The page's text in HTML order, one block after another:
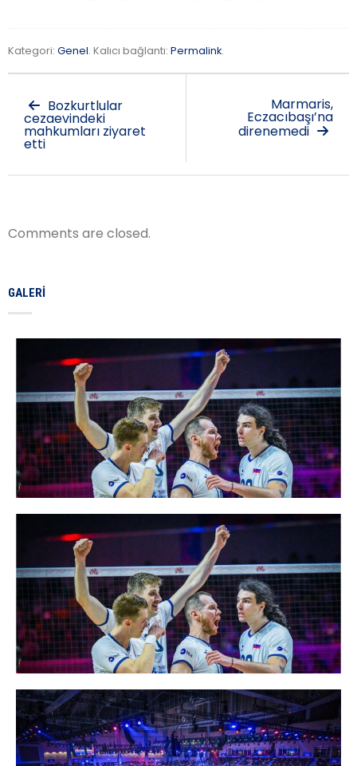
Kategori: Genel. Kalıcı bağlantı: Permalink.
Bozkurtlular
cezaevindeki
mahkumları ziyaret
etti
Marmaris,
Eczacıbaşı’na
direnemedi
Comments are closed.
GALERI